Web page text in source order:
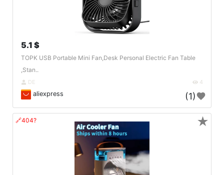
5.1 $
TOPK USB Portable Mini Fan,Desk Personal Electric Fan Table
,Stan..
DE 4
aliexpress (1)
🔗404? ★